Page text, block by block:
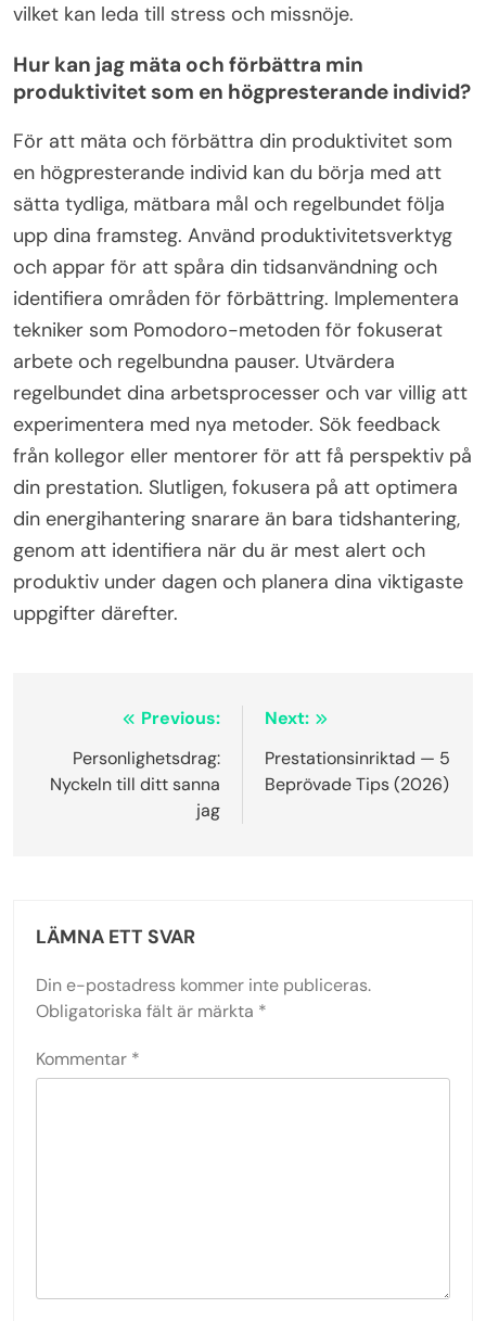
vilket kan leda till stress och missnöje.
Hur kan jag mäta och förbättra min
produktivitet som en högpresterande individ?
För att mäta och förbättra din produktivitet som
en högpresterande individ kan du börja med att
sätta tydliga, mätbara mål och regelbundet följa
upp dina framsteg. Använd produktivitetsverktyg
och appar för att spåra din tidsanvändning och
identifiera områden för förbättring. Implementera
tekniker som Pomodoro-metoden för fokuserat
arbete och regelbundna pauser. Utvärdera
regelbundet dina arbetsprocesser och var villig att
experimentera med nya metoder. Sök feedback
från kollegor eller mentorer för att få perspektiv på
din prestation. Slutligen, fokusera på att optimera
din energihantering snarare än bara tidshantering,
genom att identifiera när du är mest alert och
produktiv under dagen och planera dina viktigaste
uppgifter därefter.
Inläggsnavigering
Previous:
Personlighetsdrag:
Nyckeln till ditt sanna
jag
Next:
Prestationsinriktad — 5
Beprövade Tips (2026)
LÄMNA ETT SVAR
Din e-postadress kommer inte publiceras.
Obligatoriska fält är märkta *
Kommentar *